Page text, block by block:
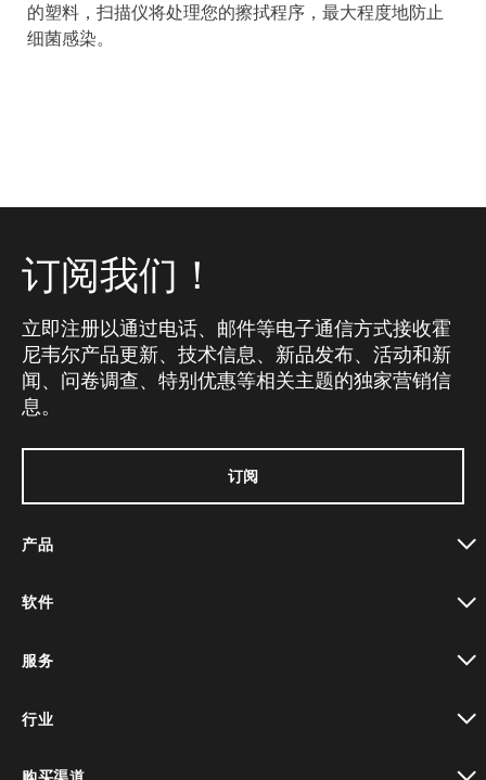
的塑料，扫描仪将处理您的擦拭程序，最大程度地防止
细菌感染。
订阅我们！
立即注册以通过电话、邮件等电子通信方式接收霍
尼韦尔产品更新、技术信息、新品发布、活动和新
闻、问卷调查、特别优惠等相关主题的独家营销信
息。
订阅
产品
软件
服务
行业